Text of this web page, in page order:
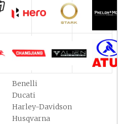
Benelli
Ducati
Harley-Davidson
Husqvarna